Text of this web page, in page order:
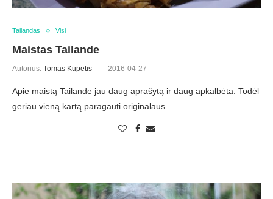
Tailandas Visi
Maistas Tailande
Autorius: Tomas Kupetis 2016-04-27
Apie maistą Tailande jau daug aprašytą ir daug apkalbėta. Todėl
geriau vieną kartą paragauti originalaus …